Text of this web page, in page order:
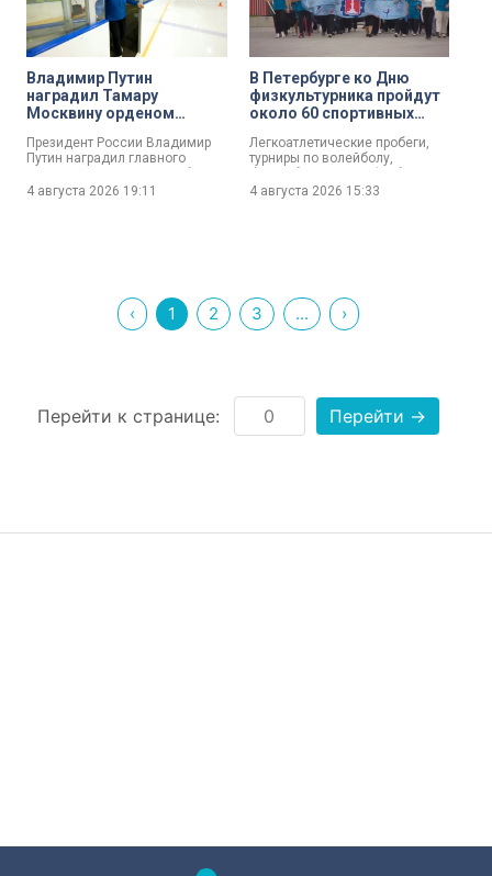
Владимир Путин
наградил Тамару
Москвину орденом
Президент России Владимир
Путин наградил главного
тренера Спортивного клуба
фигурного катания Тамары
Москвиной Тамару Москвину
4 августа 2026 19:11
В Петербурге ко Дню
физкультурника пройдут
около 60 спортивных
Легкоатлетические пробеги,
турниры по волейболу,
баскетболу и мини-футболу! И
это далеко не все спортивные
мероприятия, которые пройдут
4 августа 2026 15:33
‹ 1 2 3 ... ›
Перейти к странице: Перейти →